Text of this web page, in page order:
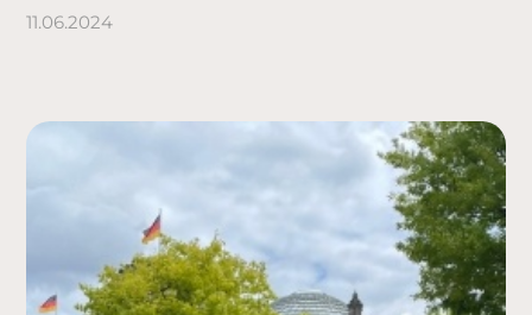
11.06.2024